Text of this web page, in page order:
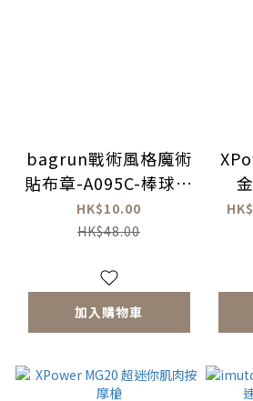
bagrun戰術風格魔術
貼布章-A095C-棒球手
套
HK$10.00
HK$48.00
加入購物車